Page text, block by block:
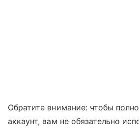
Обратите внимание: чтобы
аккаунт, вам не обязательно